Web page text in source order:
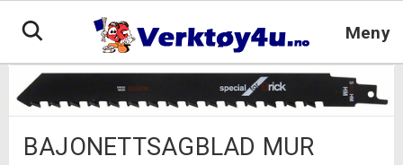
Meny
BAJONETTSAGBLAD MUR